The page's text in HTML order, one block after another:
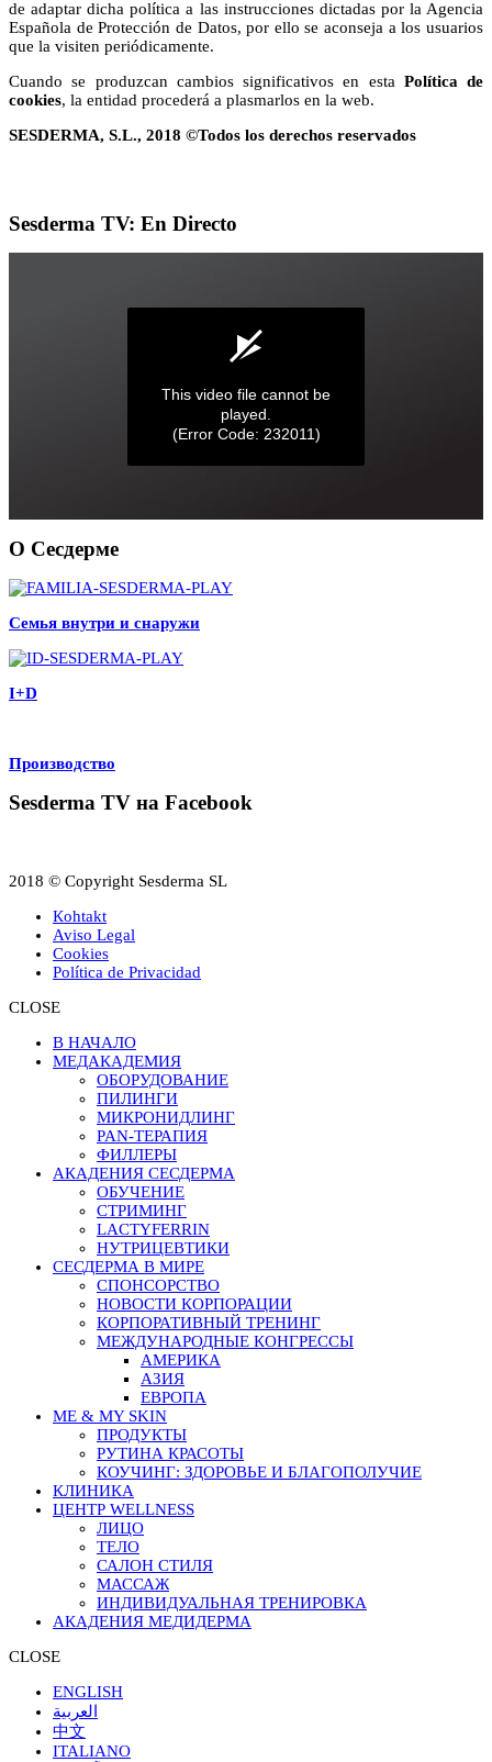
de adaptar dicha política a las instrucciones dictadas por la Agencia
Española de Protección de Datos, por ello se aconseja a los usuarios
que la visiten periódicamente.
Cuando se produzcan cambios significativos en esta Política de
cookies, la entidad procederá a plasmarlos en la web.
SESDERMA, S.L., 2018 ©Todos los derechos reservados
Sesderma TV: En Directo
О Сесдерме
Семья внутри и снаружи
I+D
Производство
Sesderma TV на Facebook
2018 © Copyright Sesderma SL
Кohtakt
Aviso Legal
Cookies
Política de Privacidad
CLOSE
В НАЧАЛО
МЕДАКAДЕМИЯ
ОБОРУДОВАНИЕ
ПИЛИНГИ
МИКРОНИДЛИНГ
PAN-ТЕРАПИЯ
ФИЛЛЕРЫ
АКАДЕНИЯ СЕСДЕРМА
ОБУЧЕНИЕ
СТРИМИНГ
LACTYFERRIN
НУТРИЦЕВТИКИ
СЕСДЕРМА В МИРЕ
СПОНСОРСТВО
НОВОСТИ КОРПОРАЦИИ
КОРПОРАТИВНЫЙ ТРЕНИНГ
МЕЖДУНАРОДНЫЕ КОНГРЕССЫ
АМЕРИКА
АЗИЯ
ЕВРОПА
ME & MY SKIN
ПРОДУКТЫ
РУТИНА КРАСОТЫ
КОУЧИНГ: ЗДОРОВЬЕ И БЛАГОПОЛУЧИЕ
КЛИНИКА
ЦЕНТР WELLNESS
ЛИЦО
ТЕЛО
САЛОН СТИЛЯ
МАССАЖ
ИНДИВИДУАЛЬНАЯ ТРЕНИРОВКА
АКАДЕНИЯ МЕДИДЕРМА
CLOSE
ENGLISH
العربية
中文
ITALIANO